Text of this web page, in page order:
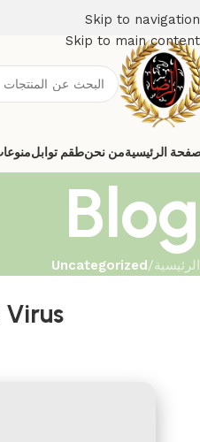
Skip to navigation
Skip to main content
الرئيسيةمن نحنطقم توابل
Blog
الرئيسية/
Uncategorized